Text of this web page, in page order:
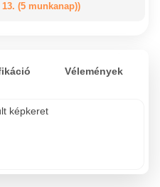
(5 munkanap))
Vélemények
képkeret